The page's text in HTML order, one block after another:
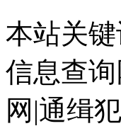
本站关
信息查
网|通缉